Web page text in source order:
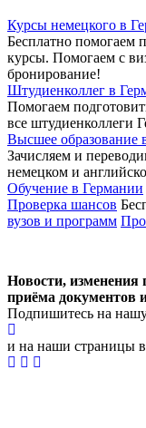
Курсы немецкого в
Бесплатно помогаем
курсы. Помогаем с
бронирование!
Штудиенколлег в
Помогаем
все штудиенколлеги
Высшее образование
Зачисляем и
немецком и
Обучение в Германии
Проверка шансов
вузов и программ
Новости, изменения
приёма документов
Подпишитесь на
и на наши страницы в